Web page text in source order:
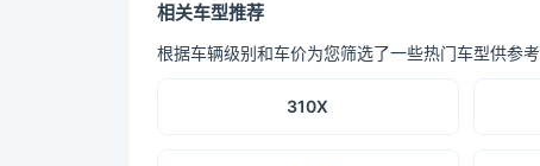
相关车型推荐
根据车辆级别和车价为您筛选了一些热门车型供参考
310X